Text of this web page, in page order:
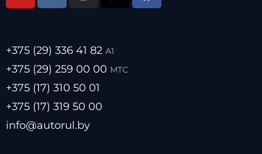
+375 (29) 336 41 82 А1
+375 (29) 259 00 00 МТС
+375 (17) 310 50 01
+375 (17) 319 50 00
info@autorul.by